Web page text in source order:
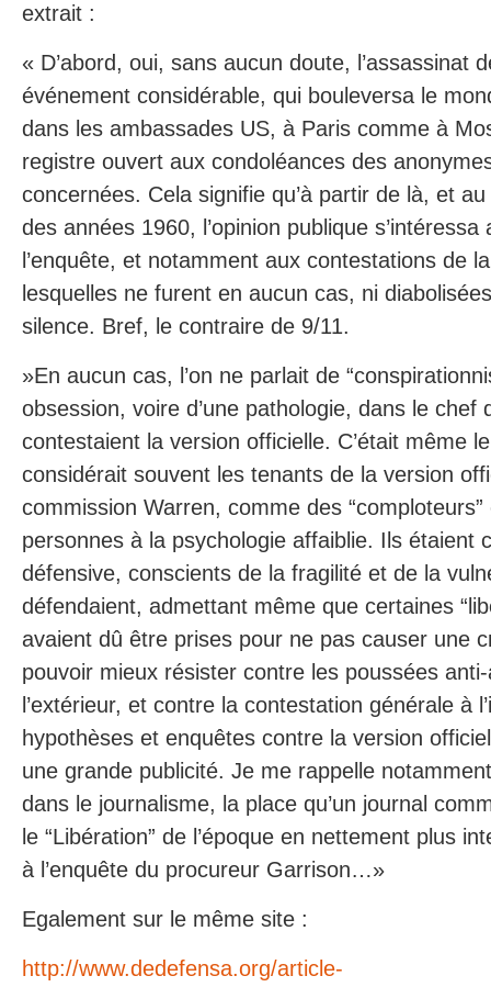
extrait :
« D’abord, oui, sans aucun doute, l’assassinat
événement considérable, qui bouleversa le
dans les ambassades US, à Paris comme à
registre ouvert aux condoléances des
concernées. Cela signifie qu’à partir de là, et
des années 1960, l’opinion publique
l’enquête, et notamment aux contestations de
lesquelles ne furent en aucun cas, ni
silence. Bref, le contraire de 9/11.
»En aucun cas, l’on ne parlait de
obsession, voire d’une pathologie, dans le chef
contestaient la version officielle. C’était même
considérait souvent les tenants de la version
commission Warren, comme des
personnes à la psychologie affaiblie. Ils étaient
défensive, conscients de la fragilité et de la
défendaient, admettant même que certaines
avaient dû être prises pour ne pas causer une
pouvoir mieux résister contre les poussées
l’extérieur, et contre la contestation générale à
hypothèses et enquêtes contre la version
une grande publicité. Je me rappelle
dans le journalisme, la place qu’un journal
le “Libération” de l’époque en nettement plus
à l’enquête du procureur Garrison…»
Egalement sur le même site :
http://www.dedefensa.org/article-